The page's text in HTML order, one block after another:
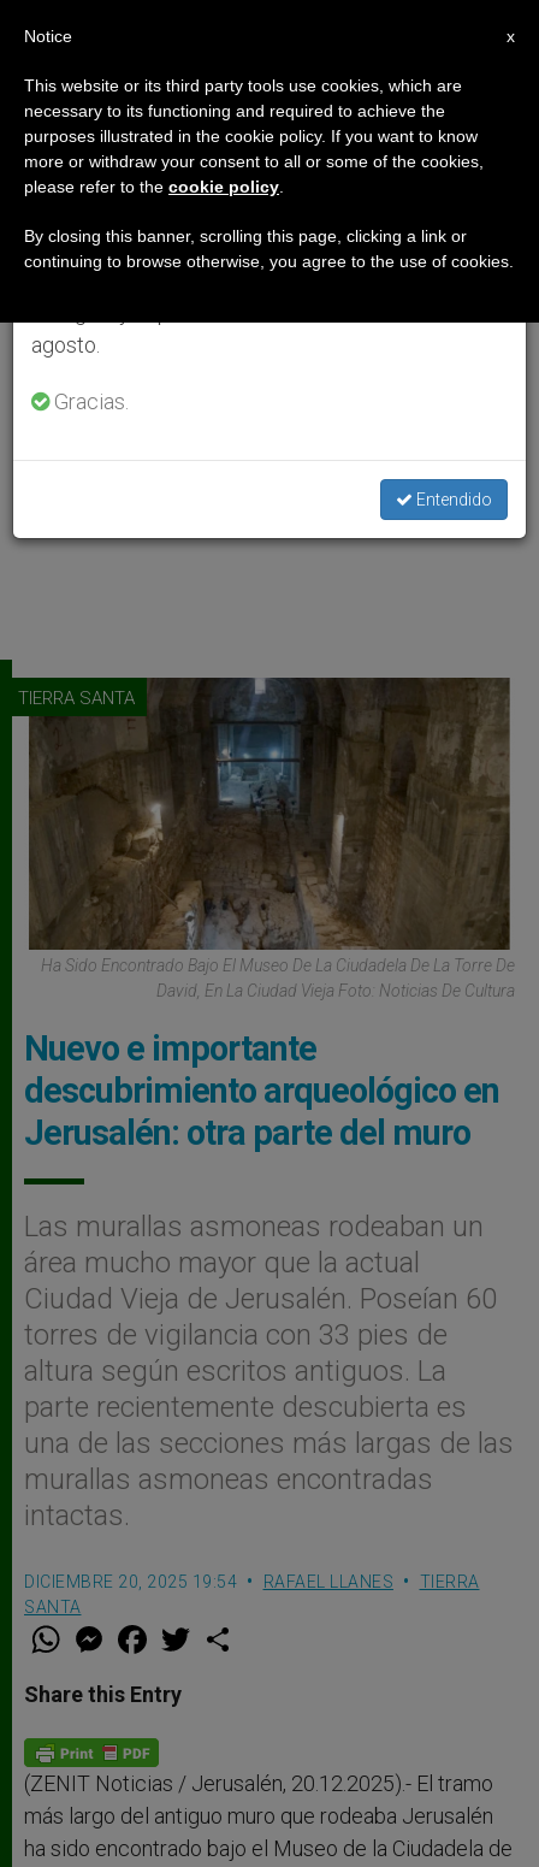
TIERRA SANTA
Ha Sido Encontrado Bajo El Museo De La Ciudadela De La Torre De
David, En La Ciudad Vieja Foto: Noticias De Cultura
Nuevo e importante
descubrimiento arqueológico en
Jerusalén: otra parte del muro
Las murallas asmoneas rodeaban un
área mucho mayor que la actual
Ciudad Vieja de Jerusalén. Poseían 60
torres de vigilancia con 33 pies de
altura según escritos antiguos. La
parte recientemente descubierta es
una de las secciones más largas de las
murallas asmoneas encontradas
intactas.
DICIEMBRE 20, 2025 19:54 RAFAEL LLANES
TIERRA
SANTA
W
t
s
p
p
M
e
s
e
g
e
r
F
a
e
b
o
k
w
Share this Entry
(ZENIT Noticias / Jerusalén, 20.12.2025).- El tramo
más largo del antiguo muro que rodeaba Jerusalén
ha sido encontrado bajo el Museo de la Ciudadela de
×
Aviso importante
Del 27 de julio al 7 de agosto haremos la pausa
anual, aprovechando que en el periodo de verano
se generan menos informaciones y también el
agosto.
Gracias.
Entendido
x
Notice
This website or its third party tools use cookies, which are
necessary to its functioning and required to achieve the
purposes illustrated in the cookie policy. If you want to know
more or withdraw your consent to all or some of the cookies,
please refer to the cookie policy
By closing this banner, scrolling this page, clicking a link or
continuing to browse otherwise, you agree to the use of cookies.